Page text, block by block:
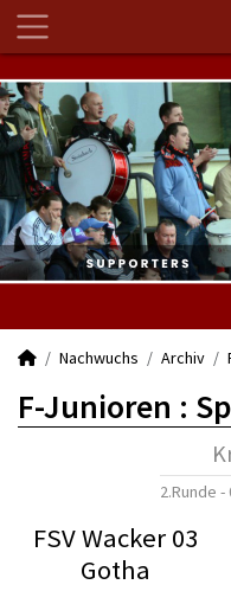
Nachwuchs Archiv
F-Junioren :
2.Runde -
FSV Wacker 03
Gotha